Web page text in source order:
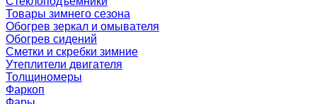
Товары зимнего сезона
Обогрев зеркал и омывателя
Обогрев сидений
Сметки и скребки зимние
Утеплители двигателя
Толщиномеры
Фаркоп